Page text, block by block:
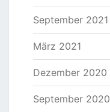
September 2021
März 2021
Dezember 2020
September 2020